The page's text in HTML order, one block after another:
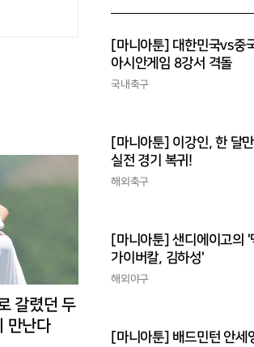
갈렸던 두
만난다
[마니아툰] 대한민국vs중
아시안게임 8강서 격돌
국내축구
[마니아툰] 이강인, 한 달만
실전 경기 복귀!
해외축구
[마니아툰] 샌디에이고의 '
가이버칼, 김하성'
해외야구
[마니아툰] 배드민턴 안세